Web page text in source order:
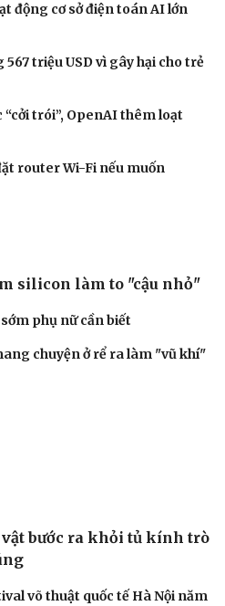
Tình yêu - Gia đình
động cơ sở điện toán AI lớn
triệu USD vì gây hại cho trẻ
trói”, OpenAI thêm loạt
router Wi-Fi nếu muốn
silicon làm to "cậu nhỏ"
phụ nữ cần biết
chuyện ở rể ra làm "vũ khí"
bước ra khỏi tủ kính trò
võ thuật quốc tế Hà Nội năm